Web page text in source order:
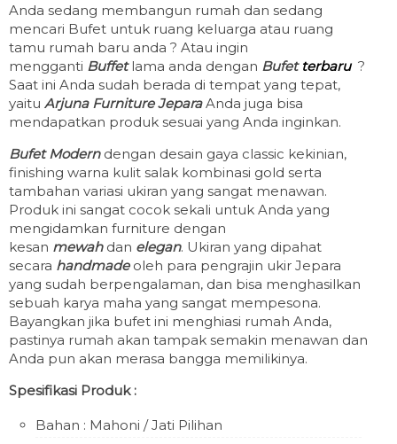
Anda sedang membangun rumah dan sedang
mencari Bufet untuk ruang keluarga atau ruang
tamu rumah baru anda ? Atau ingin
mengganti Buffetlama anda dengan Bufet terbaru ?
Saat ini Anda sudah berada di tempat yang tepat,
yaitu Arjuna Furniture JeparaAnda juga bisa
mendapatkan produk sesuai yang Anda inginkan.
Bufet Modern dengan desain gaya classic kekinian,
finishing warna kulit salak kombinasi gold serta
tambahan variasi ukiran yang sangat menawan.
Produk ini sangat cocok sekali untuk Anda yang
mengidamkan furniture dengan
kesan mewahdan elegan. Ukiran yang dipahat
secara handmadeoleh para pengrajin ukir Jepara
yang sudah berpengalaman, dan bisa menghasilkan
sebuah karya maha yang sangat mempesona.
Bayangkan jika bufet ini menghiasi rumah Anda,
pastinya rumah akan tampak semakin menawan dan
Anda pun akan merasa bangga memilikinya.
Spesifikasi Produk :
Bahan : Mahoni / Jati Pilihan